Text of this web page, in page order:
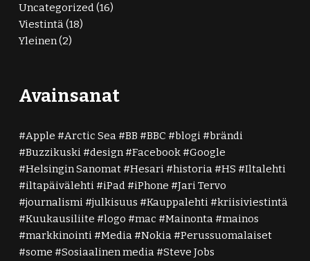
Uncategorized (16)
Viestintä (18)
Yleinen (2)
Avainsanat
Apple Arctic Sea BB BBC blogi
brändi
Buzzikuski
design Facebook
Google
Helsingin Sanomat
Hesari historia HS
Iltalehti
iltapäivälehti
iPad iPhone
Jari Tervo
journalismi
julkisuus Kauppalehti
kriisiviestintä
Kuukausiliite
logo mac Mainonta
mainos
markkinointi
Media Nokia
Perussuomalaiset
some
Sosiaalinen media
Steve Jobs